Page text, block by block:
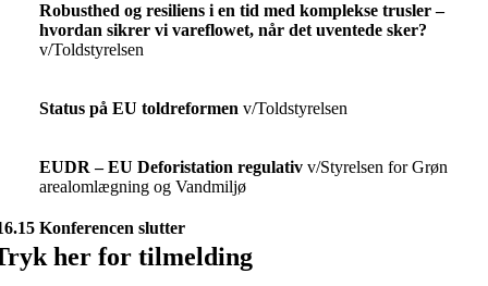
Robusthed og resiliens i en tid med komplekse trusler –
hvordan sikrer vi vareflowet, når det uventede sker?
v/Toldstyrelsen
Status på EU toldreformen v/Toldstyrelsen
EUDR – EU Deforistation regulativ v/Styrelsen for Grøn
arealomlægning og Vandmiljø
Konferencen slutter
her for tilmelding